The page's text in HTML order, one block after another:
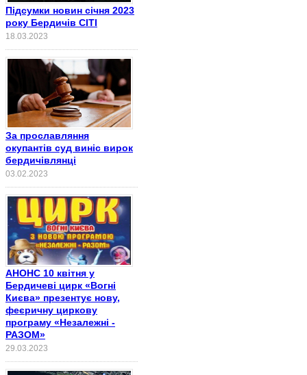
Підсумки новин січня 2023
року Бердичів СІТІ
18.03.2023
За прославляння
окупантів суд виніс вирок
бердичівлянці
03.02.2023
АНОНС 10 квітня у
Бердичеві цирк «Вогні
Києва» презентує нову,
феєричну циркову
програму «Незалежні -
РАЗОМ»
29.03.2023